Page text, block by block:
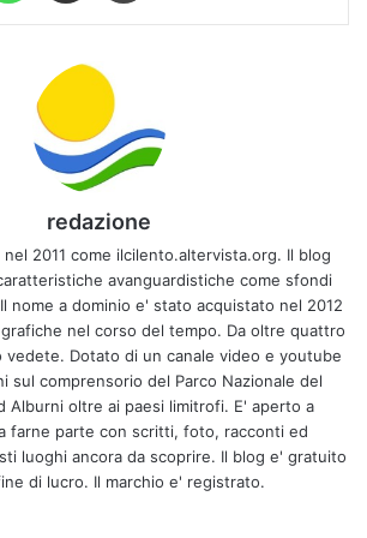
redazione
2011 come ilcilento.altervista.org. Il blog
avanguardistiche come sfondi
nome a dominio e' stato acquistato nel 2012
nel corso del tempo. Da oltre quattro
vedete. Dotato di un canale video e youtube
sul comprensorio del Parco Nazionale del
Alburni oltre ai paesi limitrofi. E' aperto a
farne parte con scritti, foto, racconti ed
luoghi ancora da scoprire. Il blog e' gratuito
di lucro. Il marchio e' registrato.